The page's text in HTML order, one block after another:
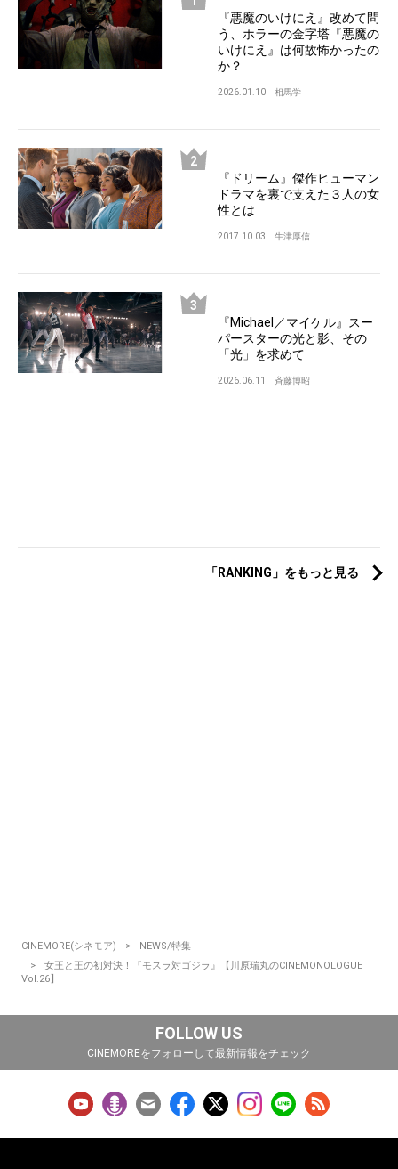
『悪魔のいけにえ』改めて問
う、ホラーの金字塔『悪魔の
いけにえ』は何故怖かったの
か？
2026.01.10 相馬学
『ドリーム』傑作ヒューマン
ドラマを裏で支えた３人の女
性とは
2017.10.03 牛津厚信
『Michael／マイケル』スー
パースターの光と影、その
「光」を求めて
2026.06.11 斉藤博昭
「RANKING」をもっと見る
CINEMORE(シネモア)
NEWS/特集
女王と王の初対決！『モスラ対ゴジラ』【川原瑞丸のCINEMONOLOGUE
Vol.26】
FOLLOW US
CINEMOREをフォローして最新情報をチェック